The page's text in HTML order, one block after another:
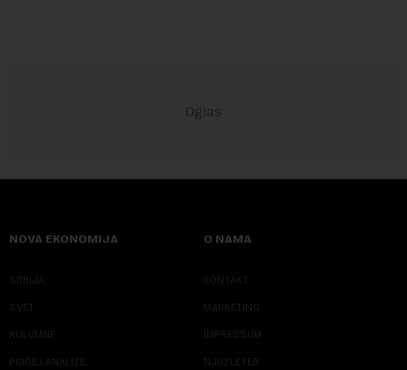
NOVA EKONOMIJA
SRBIJA
SVET
KOLUMNE
PRIČE I ANALIZE
O NAMA
KONTAKT
MARKETING
IMPRESSUM
NJUZLETER